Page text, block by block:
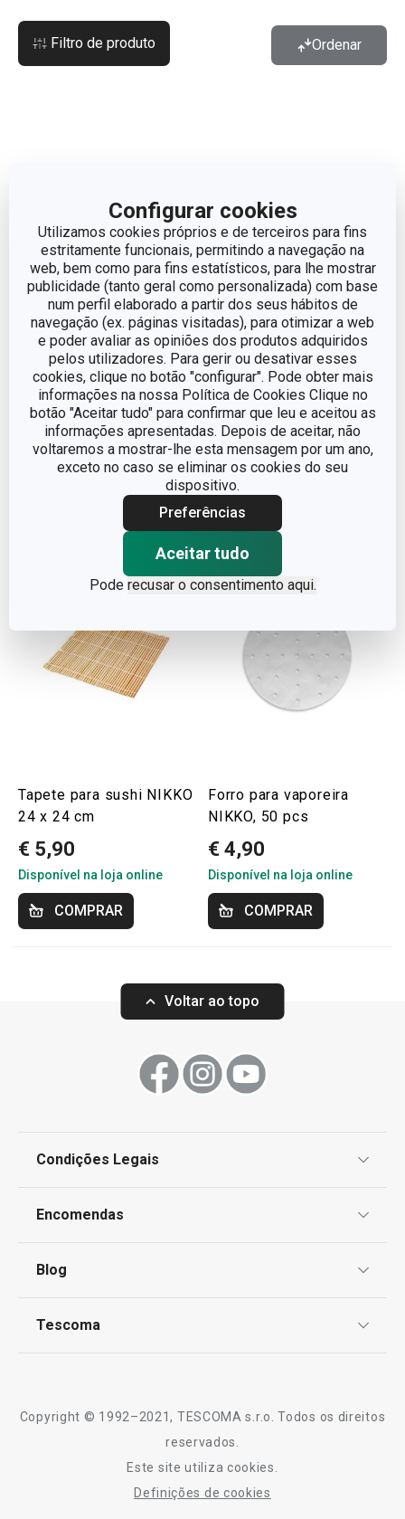
Configurar cookies
Utilizamos cookies próprios e de terceiros para fins
estritamente funcionais, permitindo a navegação na
web, bem como para fins estatísticos, para lhe mostrar
publicidade (tanto geral como personalizada) com base
num perfil elaborado a partir dos seus hábitos de
navegação (ex. páginas visitadas), para otimizar a web
e poder avaliar as opiniões dos produtos adquiridos
pelos utilizadores. Para gerir ou desativar esses
cookies, clique no botão "configurar". Pode obter mais
informações na nossa Política de Cookies Clique no
botão "Aceitar tudo" para confirmar que leu e aceitou as
informações apresentadas. Depois de aceitar, não
voltaremos a mostrar-lhe esta mensagem por um ano,
exceto no caso se eliminar os cookies do seu
dispositivo.
Preferências
Aceitar tudo
Pode recusar o consentimento aqui.
Filtro de produto Ordenar
Portes grátis
Vaporeira em bambu
NIKKO ø 20 cm, duas
camadas
€ 35,90
Disponível na loja online
Pauzinhos com suporte
NIKKO, 6 conj.
€ 11,90
Disponível na loja online
COMPRAR
Tapete para sushi NIKKO
24 x 24 cm
€ 5,90
Disponível na loja online
COMPRAR
Forro para vaporeira
NIKKO, 50 pcs
€ 4,90
Disponível na loja online
COMPRAR
Voltar ao topo
Condições Legais
Livro de Reclamações
Encomendas
Perguntas Frequentes
Blog
Tescoma
Copyright © 1992–2021, TESCOMA s.r.o. Todos os direitos
reservados.
Este site utiliza cookies.
Definições de cookies